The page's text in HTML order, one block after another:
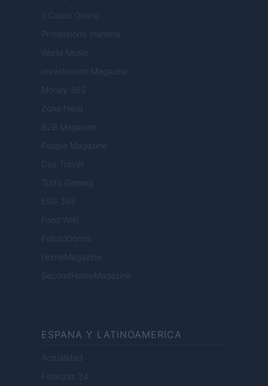
Il Calcio Online
Professione mamma
World Music
Investimenti Magazine
Money 365
Zona Nerd
B2B Magazine
People Magazine
Day Travel
Tutto Gaming
ESG 365
Food Wiki
FuturoDonna
HomeMagazine
SecondHomeMagazine
ESPANA Y LATINOAMERICA
Actualidad
Finanzas 24